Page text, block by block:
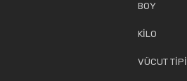
BOY
KİLO
VÜCUT TİPİ